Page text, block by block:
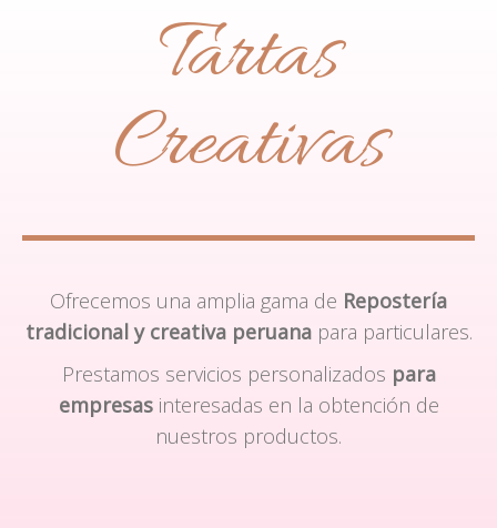
Tartas
Creativas
Ofrecemos una amplia gama de Repostería
tradicional y creativa peruanapara particulares.
Prestamos servicios personalizados para
empresasinteresadas en la obtención de
nuestros productos.